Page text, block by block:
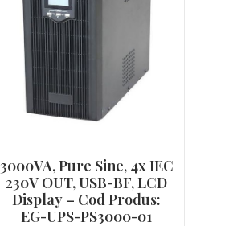
3000VA, Pure Sine, 4x IEC
230V OUT, USB-BF, LCD
Display – Cod Produs:
EG-UPS-PS3000-01